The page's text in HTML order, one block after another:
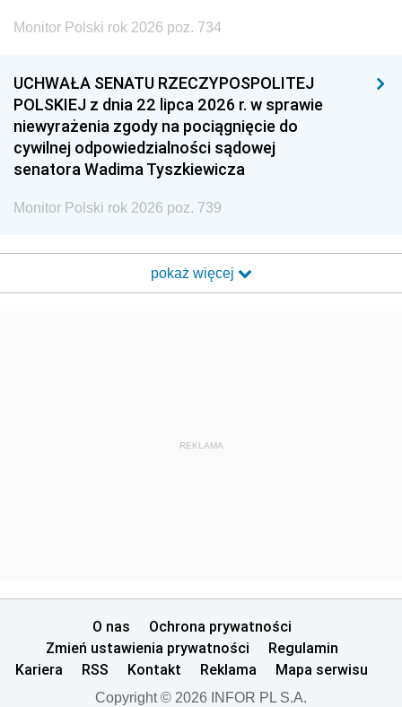
Monitor Polski rok 2026 poz. 734
UCHWAŁA SENATU RZECZYPOSPOLITEJ
POLSKIEJ z dnia 22 lipca 2026 r. w sprawie
niewyrażenia zgody na pociągnięcie do
cywilnej odpowiedzialności sądowej
senatora Wadima Tyszkiewicza
Monitor Polski rok 2026 poz. 739
pokaż więcej
REKLAMA
O nas
Ochrona prywatności
Zmień ustawienia prywatności
Regulamin
Kariera
RSS Kontakt Reklama Mapa serwisu
Copyright © 2026 INFOR PL S.A.